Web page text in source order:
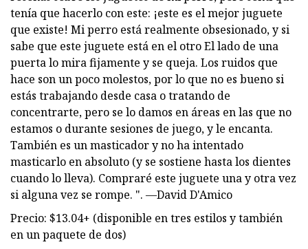
tenía que hacerlo con este: ¡este es el mejor juguete
que existe! Mi perro está realmente obsesionado, y si
sabe que este juguete está en el otro El lado de una
puerta lo mira fijamente y se queja. Los ruidos que
hace son un poco molestos, por lo que no es bueno si
estás trabajando desde casa o tratando de
concentrarte, pero se lo damos en áreas en las que no
estamos o durante sesiones de juego, y le encanta.
También es un masticador y no ha intentado
masticarlo en absoluto (y se sostiene hasta los dientes
cuando lo lleva). Compraré este juguete una y otra vez
si alguna vez se rompe. ". —David D'Amico
Precio: $13.04+ (disponible en tres estilos y también
en un paquete de dos)